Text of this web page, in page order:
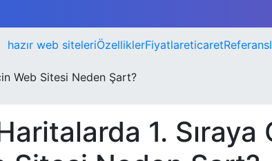
hazır web siteleriÖzelliklerFiyatlareticaret
Web Sitesi Neden Şart?
1. Sıraya